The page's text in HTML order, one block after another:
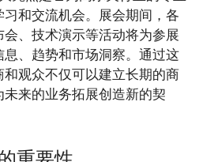
习和交流机会。展会期间，各
、技术演示等活动将为参展
、趋势和市场洞察。通过这
观众不仅可以建立长期的商
来的业务拓展创造新的契